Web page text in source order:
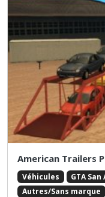
American Trailers
Véhicules GTA
Autres/Sans marque